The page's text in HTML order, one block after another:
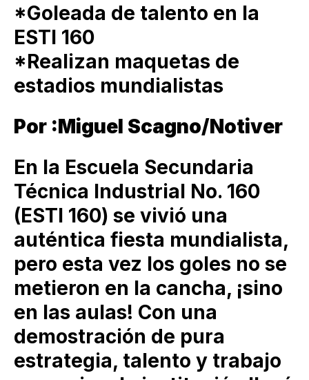
*Goleada de talento en la
ESTI 160
*Realizan maquetas de
estadios mundialistas
Por :Miguel Scagno/Notiver
En la Escuela Secundaria
Técnica Industrial No. 160
(ESTI 160) se vivió una
auténtica fiesta mundialista,
pero esta vez los goles no se
metieron en la cancha, ¡sino
en las aulas! Con una
demostración de pura
estrategia, talento y trabajo